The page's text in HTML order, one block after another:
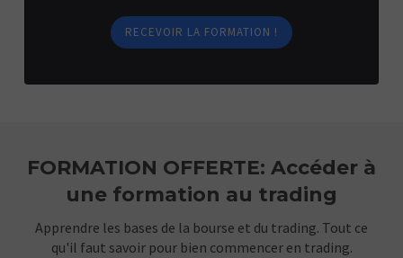
RECEVOIR LA FORMATION !
FORMATION OFFERTE: Accéder à
une formation au trading
Apprendre les bases de la bourse et du trading. Tout ce
qu'il faut savoir pour bien commencer en trading.